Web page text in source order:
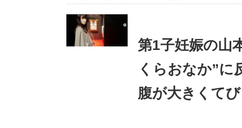
ビジネスと働き方のヒント
ITエンジニア向け専門サイト 企業向けIT製品
第1子妊娠の山
くらおなか”
腹が大きくてび